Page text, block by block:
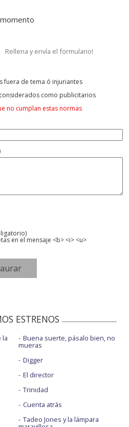
Rellena y envía el formulario!
fuera de tema ó injuriantes
como publicitarios
no cumplan estas normas
en el mensaje <b> <i> <u>
ESTRENOS
la Buena suerte, pásalo bien, no
mueras
Digger
El director
Trinidad
Cuenta atrás
Tadeo Jones y la lámpara